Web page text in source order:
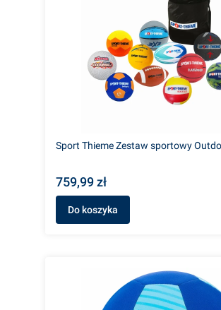
Sport Thieme Zestaw sportowy
759,99 zł
Do koszyka